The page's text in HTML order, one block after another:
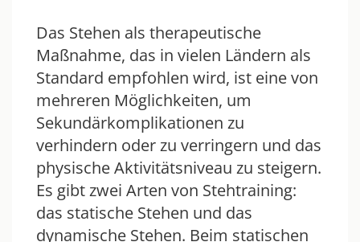
Das Stehen als therapeutische
Maßnahme, das in vielen Ländern als
Standard empfohlen wird, ist eine von
mehreren Möglichkeiten, um
Sekundärkomplikationen zu
verhindern oder zu verringern und das
physische Aktivitätsniveau zu steigern.
Es gibt zwei Arten von Stehtraining:
das statische Stehen und das
dynamische Stehen. Beim statischen